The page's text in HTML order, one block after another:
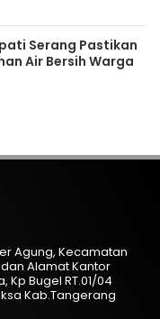
Serang Pastikan
Air Bersih Warga
Agung, Kecamatan
Alamat Kantor
Kp Bugel RT.01/04
Kab.Tangerang